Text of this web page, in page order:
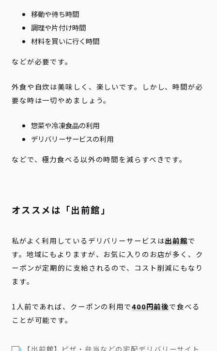
移動や待ち時間
調理や片付け時間
材料を買いに行く時間
などが必要です。
外食や自炊は美味しく、楽しいです。しかし、時間が必
要な時は一切やめましょう。
惣菜や冷凍食品の利用
デリバリーサービスの利用
などで、極力食べる以外の時間を減らすべきです。
オススメは「出前館」
私がよく利用しているデリバリーサービスは出前館で
す。地域にもよりますが、お気に入りのお店が多く、ク
ーポンが定期的に支給されるので、コスト削減にもなり
ます。
1人前であれば、クーポンの利用で400円前後で食べる
ことが可能です。